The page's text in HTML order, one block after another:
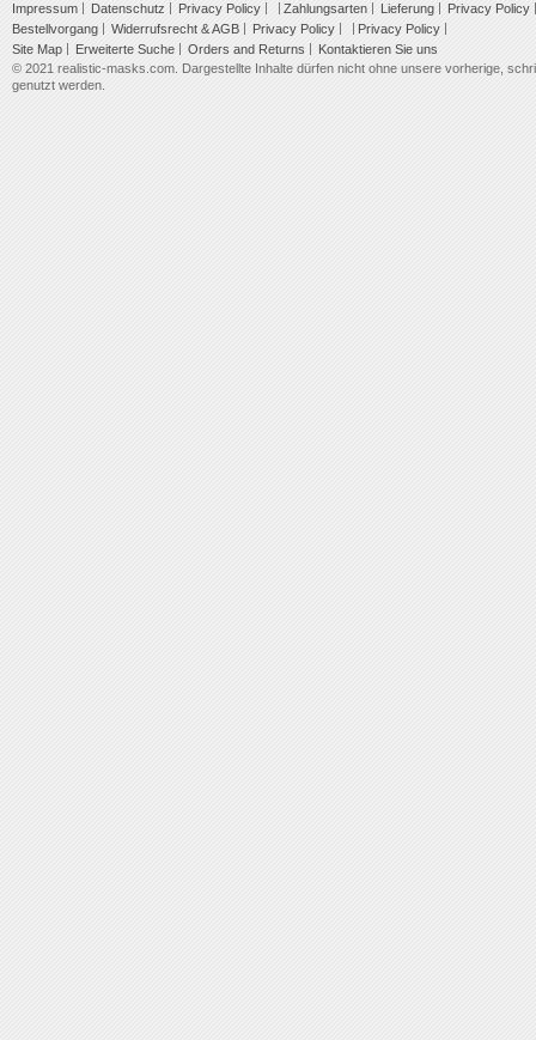
Impressum Datenschutz Privacy Policy Zahlungsarten Lieferung
Privacy Policy
Bestellvorgang
Widerrufsrecht & AGB Privacy Policy
Privacy Policy
Site Map
Erweiterte Suche Orders and Returns
Kontaktieren Sie uns
© 2021 realistic-masks.com. Dargestellte Inhalte dürfen nicht ohne unsere vorherige,
genutzt werden.